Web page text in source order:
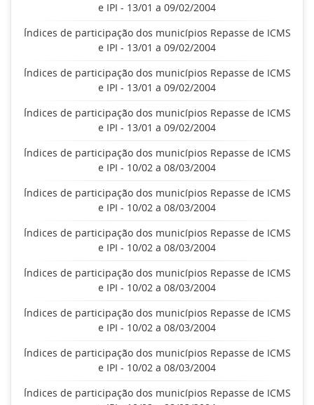
e IPI - 13/01 a 09/02/2004
Índices de participação dos municípios Repasse de ICMS
e IPI - 13/01 a 09/02/2004
Índices de participação dos municípios Repasse de ICMS
e IPI - 13/01 a 09/02/2004
Índices de participação dos municípios Repasse de ICMS
e IPI - 13/01 a 09/02/2004
Índices de participação dos municípios Repasse de ICMS
e IPI - 10/02 a 08/03/2004
Índices de participação dos municípios Repasse de ICMS
e IPI - 10/02 a 08/03/2004
Índices de participação dos municípios Repasse de ICMS
e IPI - 10/02 a 08/03/2004
Índices de participação dos municípios Repasse de ICMS
e IPI - 10/02 a 08/03/2004
Índices de participação dos municípios Repasse de ICMS
e IPI - 10/02 a 08/03/2004
Índices de participação dos municípios Repasse de ICMS
e IPI - 10/02 a 08/03/2004
Índices de participação dos municípios Repasse de ICMS